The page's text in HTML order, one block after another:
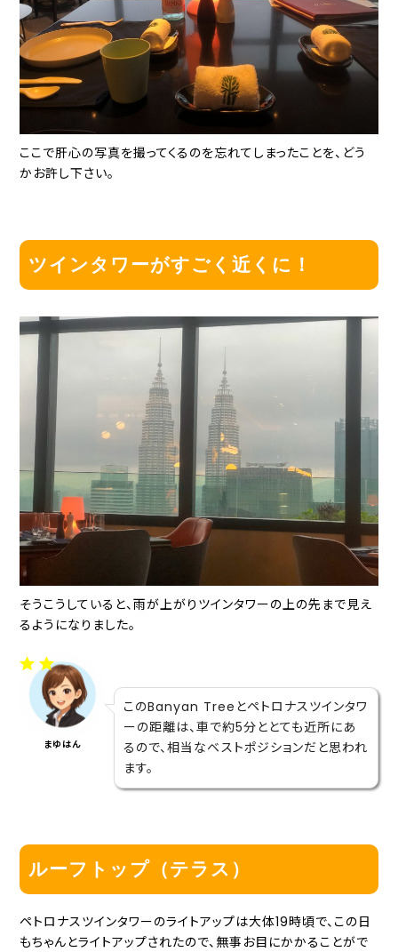
ここで肝心の写真を撮ってくるのを忘れてしまったことを、どう
かお許し下さい。
ツインタワーがすごく近くに！
そうこうしていると、雨が上がりツインタワーの上の先まで見え
るようになりました。
まゆはん
このBanyan Treeとペトロナスツインタワ
ーの距離は、車で約5分ととても近所にあ
るので、相当なベストポジションだと思われ
ます。
ルーフトップ（テラス）
ペトロナスツインタワーのライトアップは大体19時頃で、この日
もちゃんとライトアップされたので、無事お目にかかることがで